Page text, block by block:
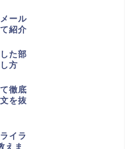
ール
紹介
た部
方
徹底
を抜
イラ
えま